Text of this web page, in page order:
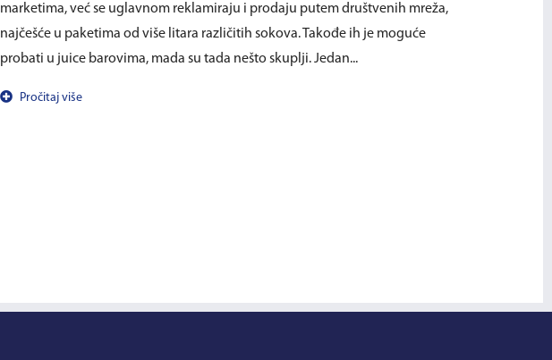
marketima, već se uglavnom reklamiraju i prodaju putem društvenih mreža,
najčešće u paketima od više litara različitih sokova. Takođe ih je moguće
probati u juice barovima, mada su tada nešto skuplji. Jedan...
Pročitaj više